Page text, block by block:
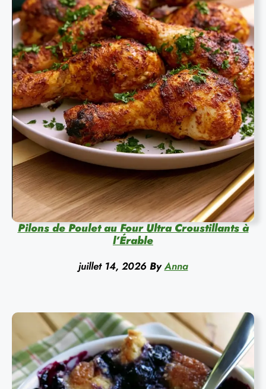
Pilons de Poulet au Four Ultra Croustillants à
l’Érable
juillet 14, 2026 By Anna